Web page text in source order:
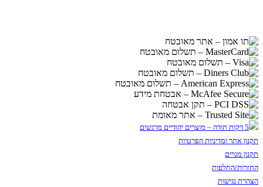
תקנון אתר ומדיניות הפרטיות
תקנון מנויים
החזרות/החלפות
הצהרת נגישות